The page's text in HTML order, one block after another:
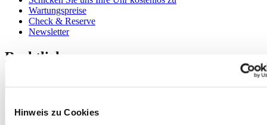
Hinweis zu Cookies
Wartungspreise
Check & Reserve
Newsletter
Rechtliches
Impressum